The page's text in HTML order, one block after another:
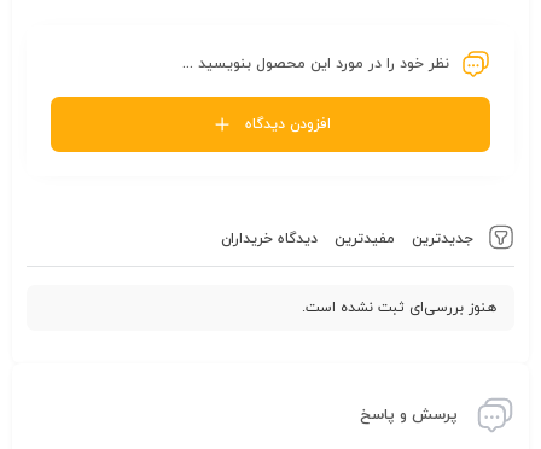
جدیدترین مفیدترین دیدگاه خریداران
هنوز بررسی‌ای ثبت نشده است.
نظر خود را در مورد این محصول بنویسید ...
افزودن دیدگاه
پرسش و پاسخ